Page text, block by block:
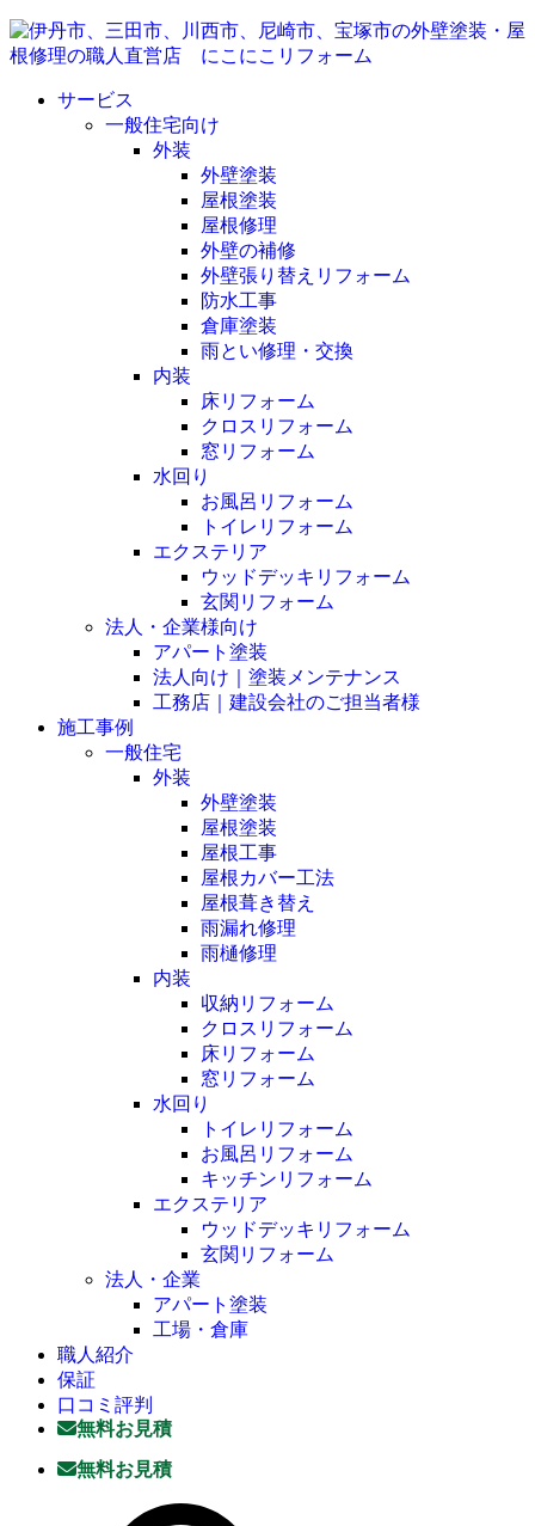
サービス
一般住宅向け
外装
外壁塗装
屋根塗装
屋根修理
外壁の補修
外壁張り替えリフォーム
防水工事
倉庫塗装
雨とい修理・交換
内装
床リフォーム
クロスリフォーム
窓リフォーム
水回り
お風呂リフォーム
トイレリフォーム
エクステリア
ウッドデッキリフォーム
玄関リフォーム
法人・企業様向け
アパート塗装
法人向け｜塗装メンテナンス
工務店｜建設会社のご担当者様
施工事例
一般住宅
外装
外壁塗装
屋根塗装
屋根工事
屋根カバー工法
屋根葺き替え
雨漏れ修理
雨樋修理
内装
収納リフォーム
クロスリフォーム
床リフォーム
窓リフォーム
水回り
トイレリフォーム
お風呂リフォーム
キッチンリフォーム
エクステリア
ウッドデッキリフォーム
玄関リフォーム
法人・企業
アパート塗装
工場・倉庫
職人紹介
保証
口コミ評判
無料お見積
無料お見積